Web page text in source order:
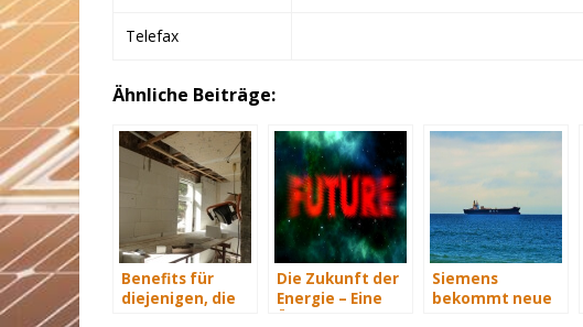
Telefax
Ähnliche Beiträge:
Benefits für
diejenigen, die
Die Zukunft der
Energie – Eine
Siemens
bekommt neue